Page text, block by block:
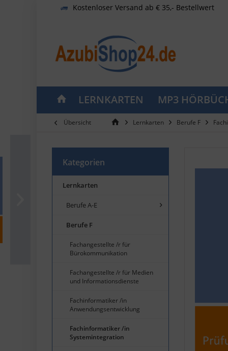
Kostenloser Versand ab € 35,- Bestellwert
LERNKARTEN MP3
Übersicht Lernkarten Berufe F
Kategorien
Lernkarten
Berufe A-E
Berufe F
Fachangestellte /r für
Bürokommunikation
Fachangestellte /r für Medien
und Informationsdienste
Fachinformatiker /in
Anwendungsentwicklung
Fachinformatiker /in
Systemintegration